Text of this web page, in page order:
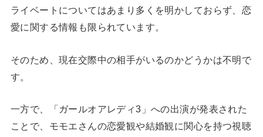
ライベートについてはあまり多くを明かしておらず、恋
愛に関する情報も限られています。
そのため、現在交際中の相手がいるのかどうかは不明で
す。
一方で、「ガールオアレディ3」への出演が発表された
ことで、モモエさんの恋愛観や結婚観に関心を持つ視聴